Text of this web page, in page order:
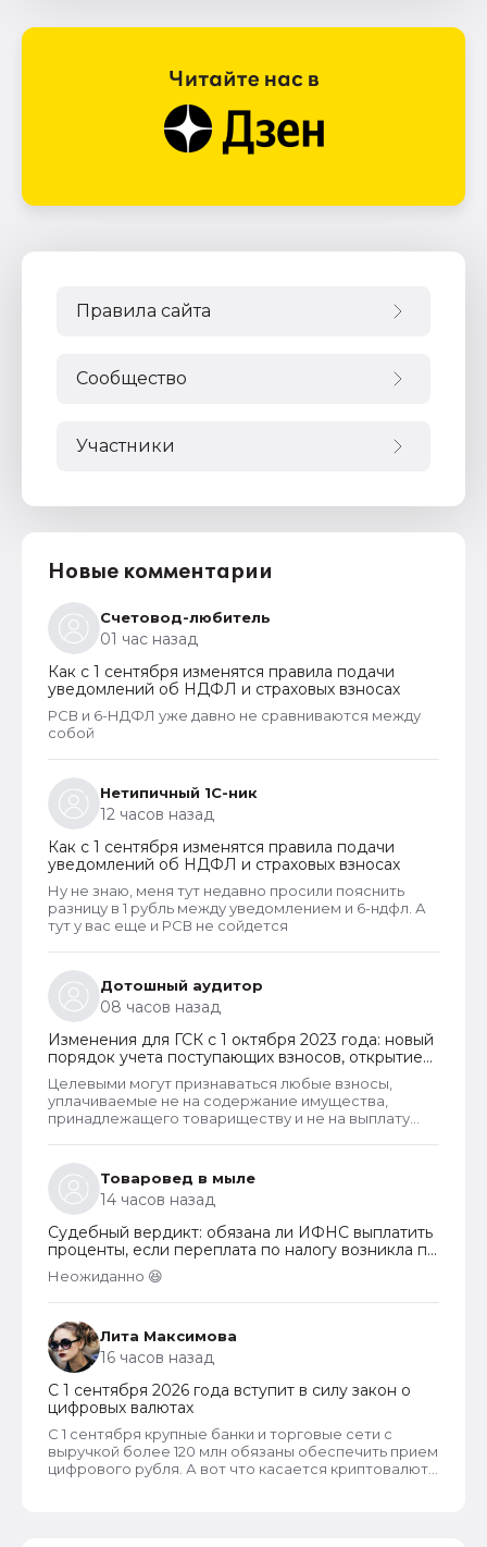
Правила сайта
Сообщество
Участники
Новые комментарии
Счетовод-любитель
01 час назад
Как с 1 сентября изменятся правила подачи
уведомлений об НДФЛ и страховых взносах
РСВ и 6-НДФЛ уже давно не сравниваются между
собой
Нетипичный 1С-ник
12 часов назад
Как с 1 сентября изменятся правила подачи
уведомлений об НДФЛ и страховых взносах
Ну не знаю, меня тут недавно просили пояснить
разницу в 1 рубль между уведомлением и 6-ндфл. А
тут у вас еще и РСВ не сойдется
Дотошный аудитор
08 часов назад
Изменения для ГСК с 1 октября 2023 года: новый
порядок учета поступающих взносов, открытие
расчетных счетов и переход на применение
бухгалтерского ПО
Целевыми могут признаваться любые взносы,
уплачиваемые не на содержание имущества,
принадлежащего товариществу и не на выплату
не ограничен. Взносы могут собираться на любые
цели, за которые проголосует общее собрание
собственников. Пример целевых взносов - взносы
на установку видеонаблюдения, охранных систем и
шлагбаумов. Платить их должны все собственники
гаражей.
Товаровед в мыле
14 часов назад
Судебный вердикт: обязана ли ИФНС выплатить
проценты, если переплата по налогу возникла по
вине налогоплательщика
Неожиданно 😆
Лита Максимова
16 часов назад
С 1 сентября 2026 года вступит в силу закон о
цифровых валютах
С 1 сентября крупные банки и торговые сети с
выручкой более 120 млн обязаны обеспечить прием
цифрового рубля. А вот что касается криптовалют,